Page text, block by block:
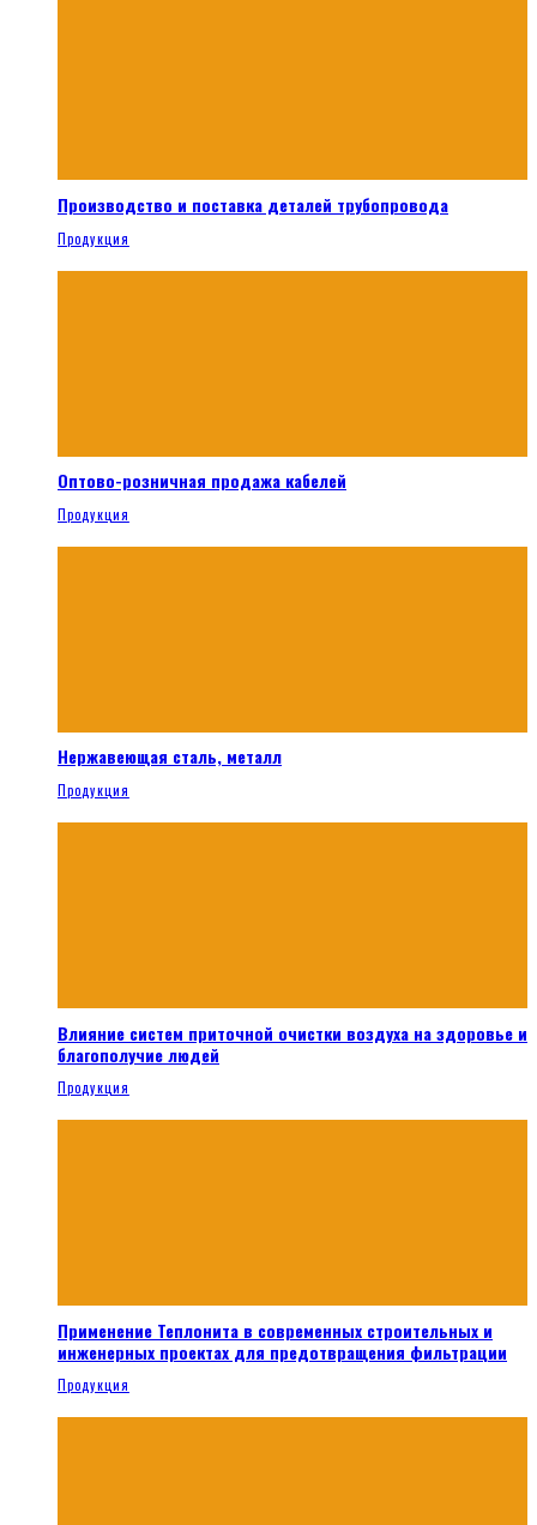
Производство и поставка деталей трубопровода
Продукция
Оптово-розничная продажа кабелей
Продукция
Нержавеющая сталь, металл
Продукция
Влияние систем приточной очистки воздуха на здоровье и
благополучие людей
Продукция
Применение Теплонита в современных строительных и
инженерных проектах для предотвращения фильтрации
Продукция